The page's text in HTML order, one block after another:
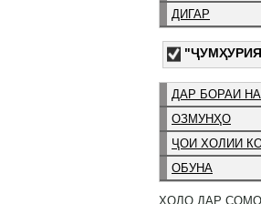
ДИГАР
ДАР БОРАИ
ОЗМУНҲО
ҶОИ ХОЛИИ
ОБУНА
ҲОЛО ДАР